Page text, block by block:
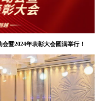
暨2024年表彰大会圆满举行！